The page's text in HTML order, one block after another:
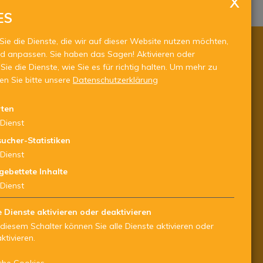
die Dienste, die wir auf dieser Website nutzen möchten,
anpassen. Sie haben das Sagen! Aktivieren oder
die Dienste, wie Sie es für richtig halten. Um mehr zu
Sie bitte unsere Datenschutzerklärung
Dienst
Statistiken
Dienst
Inhalte
Dienst
Dienste aktivieren oder deaktivieren
Schalter können Sie alle Dienste aktivieren oder